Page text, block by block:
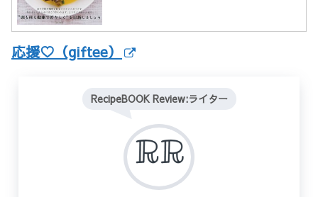
応援♡（giftee）
RecipeBOOK Review:ライター